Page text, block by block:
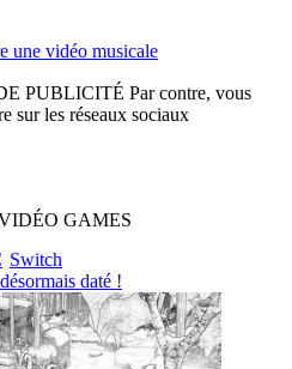
une vidéo musicale
PUBLICITÉ Par contre, vous
sur les réseaux sociaux
GAMES
Switch
daté !